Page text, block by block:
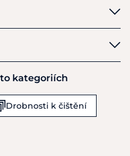
kategoriích
Drobnosti k čištění